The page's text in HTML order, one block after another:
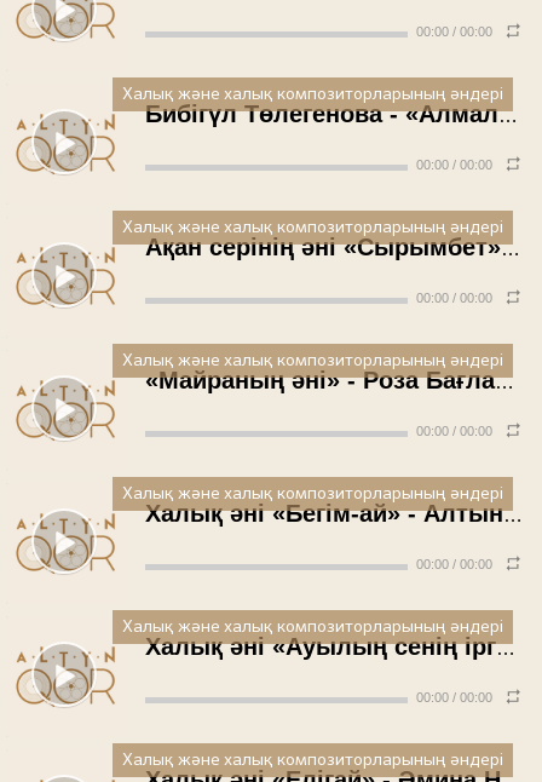
00:00 / 00:00
Бибігүл Төлегенова - «Алмалар»
00:00 / 00:00
Халық және халық композиторларының әндері
Ақан серінің әні «Сырымбет» - Роза Бағланова
00:00 / 00:00
Халық және халық композиторларының әндері
«Майраның әні» - Роза Бағланова
00:00 / 00:00
Халық және халық композиторларының әндері
Халық әні «Бегім-ай» - Алтын Иманбаева
00:00 / 00:00
Халық және халық композиторларының әндері
Халық әні «Ауылың сенің іргелі» - Тұрсынхан Әбдірахманова
00:00 / 00:00
Халық және халық композиторларының әндері
Халық және халық композиторларының әндері